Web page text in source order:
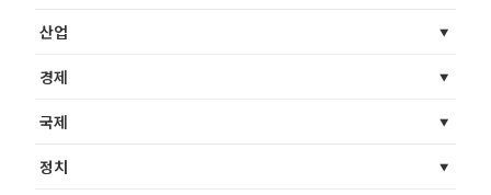
산업
경제
국제
정치